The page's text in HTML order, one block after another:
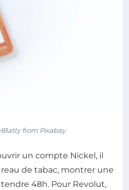
from Pixabay
un compte Nickel, il
de tabac, montrer une
48h. Pour Revolut,